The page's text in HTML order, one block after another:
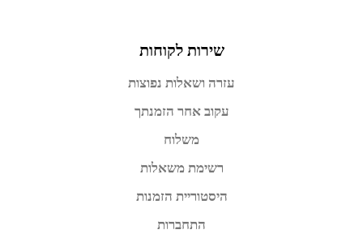
שירות לקוחות
עזרה ושאלות נפוצות
עקוב אחר הזמנתך
משלוח
רשימת משאלות
היסטוריית הזמנות
התחברות